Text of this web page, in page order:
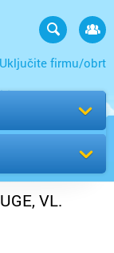
Uključite firmu/obrt
VL.